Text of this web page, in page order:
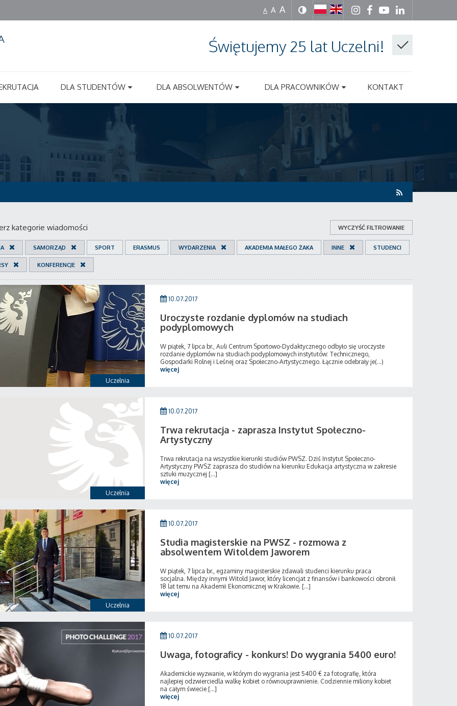
A A A
Świętujemy 25 lat Uczelni!
DLA STUDENTÓW DLA ABSOLWENTÓW DLA PRACOWNIKÓW KONTAKT
kategorie wiadomości WYCZYŚĆ FILTROWANIE
SAMORZĄD SPORT ERASMUS WYDARZENIA AKADEMIA MAŁEGO ŻAKA INNE STUDENCI
KONFERENCJE
Uczelnia
10.07.2017
Uroczyste rozdanie dyplomów na studiach
podyplomowych
W piątek, 7 lipca br., Auli Centrum Sportowo-Dydaktycznego odbyło się uroczyste
rozdanie dyplomów na studiach podyplomowych instytutów: Technicznego,
Gospodarki Rolnej i Leśnej oraz Społeczno-Artystycznego. Łącznie odebrały je(...)
więcej
Uczelnia
10.07.2017
Trwa rekrutacja - zaprasza Instytut Społeczno-
Artystyczny
Trwa rekrutacja na wszystkie kierunki studiów PWSZ. Dziś Instytut Społeczno-
Artystyczny PWSZ zaprasza do studiów na kierunku Edukacja artystyczna w zakresie
sztuki muzycznej [...]
więcej
Uczelnia
10.07.2017
Studia magisterskie na PWSZ - rozmowa z
absolwentem Witoldem Jaworem
W piątek, 7 lipca br., egzaminy magisterskie zdawali studenci kierunku praca
socjalna. Między innymi Witold Jawor, który licencjat z finansów i bankowości obronił
18 lat temu na Akademii Ekonomicznej w Krakowie. [...]
więcej
10.07.2017
Uwaga, fotograficy - konkurs! Do wygrania 5400 euro!
Akademickie wyzwanie, w którym do wygrania jest 5400 € za fotografię, która
najlepiej odzwierciedla walkę kobiet o równouprawnienie. Codziennie miliony kobiet
na całym świecie [...]
więcej